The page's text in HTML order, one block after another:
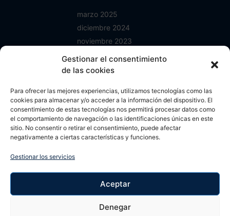
Gestionar el consentimiento
de las cookies
Para ofrecer las mejores experiencias, utilizamos tecnologías como las
cookies para almacenar y/o acceder a la información del dispositivo. El
consentimiento de estas tecnologías nos permitirá procesar datos como
el comportamiento de navegación o las identificaciones únicas en este
sitio. No consentir o retirar el consentimiento, puede afectar
negativamente a ciertas características y funciones.
Gestionar los servicios
Aceptar
Denegar
marzo 2025
diciembre 2024
noviembre 2023
junio 2023
enero 2023
abril 2022
octubre 2021
septiembre 2021
agosto 2021
noviembre 2020
septiembre 2020